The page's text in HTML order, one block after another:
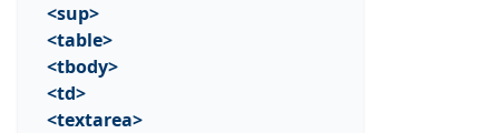
<sup>
<table>
<tbody>
<td>
<textarea>